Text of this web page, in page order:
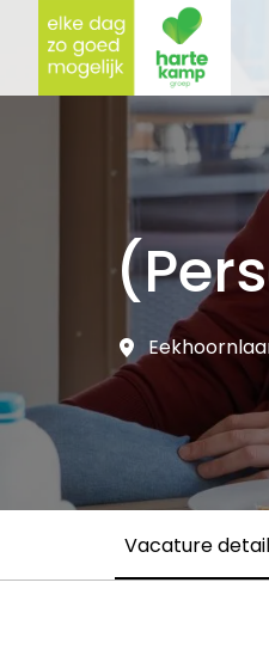
Overslaan
contentHomepagina
Vacature